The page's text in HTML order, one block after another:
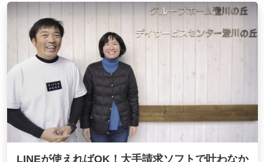
LINEが使えればOK！大手請求ソフトで叶わなか